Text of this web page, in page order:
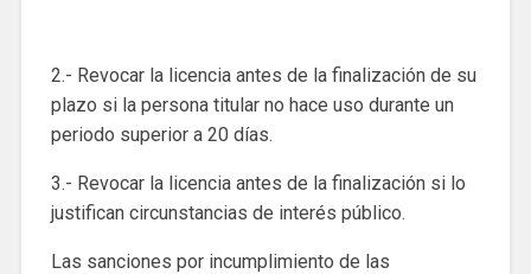
2.- Revocar la licencia antes de la finalización de su
plazo si la persona titular no hace uso durante un
periodo superior a 20 días.
3.- Revocar la licencia antes de la finalización si lo
justifican circunstancias de interés público.
Las sanciones por incumplimiento de las